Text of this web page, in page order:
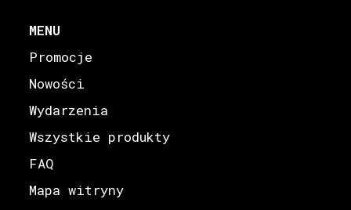
MENU
Promocje
Nowości
Wydarzenia
Wszystkie produkty
FAQ
Mapa witryny